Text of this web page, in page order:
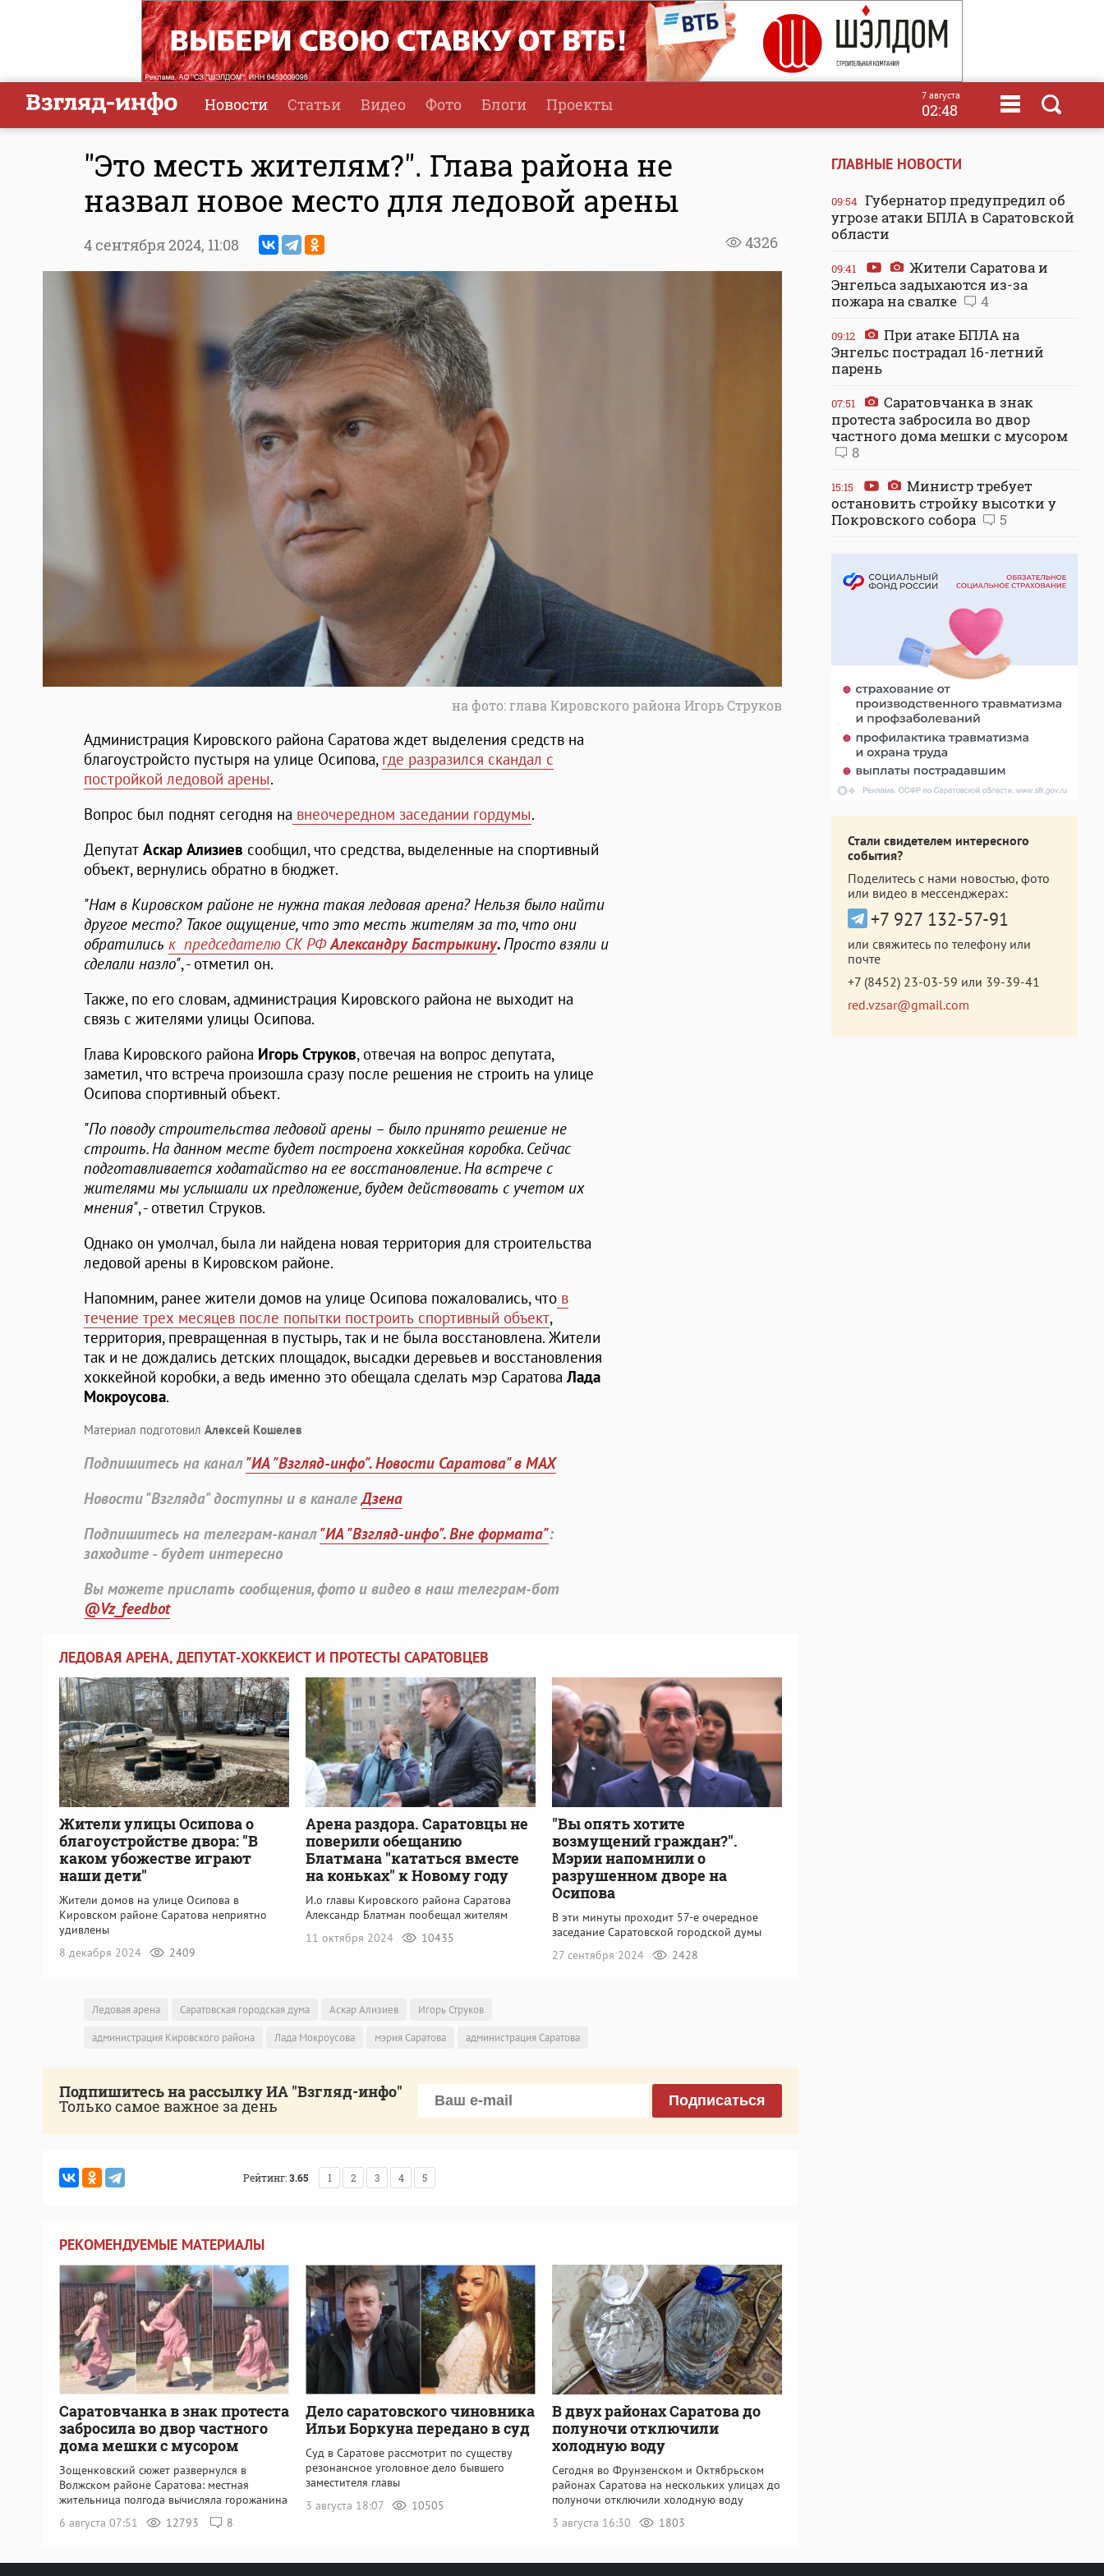
Новости Статьи Видео Фото Блоги Проекты 7 августа
02:48
"Это месть жителям?". Глава района не
назвал новое место для ледовой арены
4326
4 сентября 2024, 11:08
на фото: глава Кировского района Игорь Струков
Администрация Кировского района Саратова ждет выделения средств на
благоустройсто пустыря на улице Осипова, где разразился скандал с
постройкой ледовой арены.
Вопрос был поднят сегодня на внеочередном заседании гордумы.
Депутат Аскар Ализиев сообщил, что средства, выделенные на спортивный
объект, вернулись обратно в бюджет.
"Нам в Кировском районе не нужна такая ледовая арена? Нельзя было найти
другое место? Такое ощущение, что это месть жителям за то, что они
обратились к председателю СК РФАлександру Бастрыкину.Просто взяли и
сделали назло", - отметил он.
Также, по его словам, администрация Кировского района не выходит на
связь с жителями улицы Осипова.
Глава Кировского района Игорь Струков, отвечая на вопрос депутата,
заметил, что встреча произошла сразу после решения не строить на улице
Осипова спортивный объект.
"По поводу строительства ледовой арены – было принято решение не
строить. На данном месте будет построена хоккейная коробка. Сейчас
подготавливается ходатайство на ее восстановление. На встрече с
жителями мы услышали их предложение, будем действовать с учетом их
мнения", - ответил Струков.
Однако он умолчал, была ли найдена новая территория для строительства
ледовой арены в Кировском районе.
Напомним, ранее жители домов на улице Осипова пожаловались, что в
течение трех месяцев после попытки построить спортивный объект,
территория, превращенная в пустырь, так и не была восстановлена. Жители
так и не дождались детских площадок, высадки деревьев и восстановления
хоккейной коробки, а ведь именно это обещала сделать мэр СаратоваЛада
Мокроусова.
Материал подготовил Алексей Кошелев
Подпишитесь на канал"ИА "Взгляд-инфо". Новости Саратова" в MAX
Новости "Взгляда" доступны и в каналеДзена
Подпишитесь на телеграм-канал"ИА "Взгляд-инфо". Вне формата":
заходите - будет интересно
Вы можете прислать сообщения, фото и видео в наш телеграм-бот
@Vz_feedbot
ЛЕДОВАЯ АРЕНА, ДЕПУТАТ-ХОККЕИСТ И ПРОТЕСТЫ САРАТОВЦЕВ
Жители улицы Осипова о
благоустройстве двора: "В
каком убожестве играют
наши дети"
Жители домов на улице Осипова в
Кировском районе Саратова неприятно
удивлены
8 декабря 2024
2409
Арена раздора. Саратовцы не
поверили обещанию
Блатмана "кататься вместе
на коньках" к Новому году
И.о главы Кировского района Саратова
Александр Блатман пообещал жителям
11 октября 2024
10435
"Вы опять хотите
возмущений граждан?".
Мэрии напомнили о
разрушенном дворе на
Осипова
В эти минуты проходит 57-е очередное
заседание Саратовской городской думы
27 сентября 2024
2428
Ледовая арена Саратовская городская дума Аскар Ализиев
Игорь Струков
администрация Кировского района
Лада Мокроусова мэрия Саратова администрация Саратова
Подпишитесь на рассылку ИА "Взгляд-инфо"
Только самое важное за день Подписаться
Рейтинг:3.65 1 2 3 4 5
РЕКОМЕНДУЕМЫЕ МАТЕРИАЛЫ
Саратовчанка в знак протеста
забросила во двор частного
дома мешки с мусором
Зощенковский сюжет развернулся в
Волжском районе Саратова: местная
жительница полгода вычисляла горожанина
6 августа 07:51
12793 8
Дело саратовского чиновника
Ильи Боркуна передано в суд
Суд в Саратове рассмотрит по существу
резонансное уголовное дело бывшего
заместителя главы
3 августа 18:07
10505
В двух районах Саратова до
полуночи отключили
холодную воду
Сегодня во Фрунзенском и Октябрьском
районах Саратова на нескольких улицах до
полуночи отключили холодную воду
3 августа 16:30
1803
ГЛАВНЫЕ НОВОСТИ
09:54 Губернатор предупредил об
угрозе атаки БПЛА в Саратовской
области
09:41
Жители Саратова и
Энгельса задыхаются из-за
пожара на свалке
4
09:12
При атаке БПЛА на
Энгельс пострадал 16-летний
парень
07:51
Саратовчанка в знак
протеста забросила во двор
частного дома мешки с мусором
8
15:15
Министр требует
остановить стройку высотки у
Покровского собора
5
Стали свидетелем интересного
события?
Поделитесь с нами новостью, фото
или видео в мессенджерах:
+7 927 132-57-91
или свяжитесь по телефону или
почте
+7 (8452) 23-03-59 или 39-39-41
red.vzsar@gmail.com